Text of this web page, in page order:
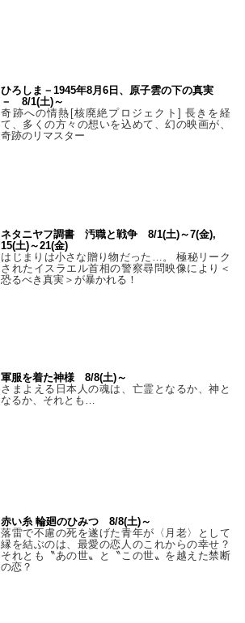
ひろしま－1945年8月6日、原子雲の下の真実
－ 8/1(土)～
奇跡への情熱[核廃絶プロジェクト] 長きを経
て、多くの方々の想いを込めて、幻の映画が、
奇跡のリマスター
ネタニヤフ調書 汚職と戦争 8/1(土)～7(金),
15(土)～21(金)
はじまりは小さな贈り物だった…。 極秘リーク
されたイスラエル首相の警察尋問映像により＜
恐るべき真実＞が暴かれる！
軍服を着た神様 8/8(土)～
さまよえる日本人の魂は、亡霊となるか、神と
なるか、それとも…
赤い糸 輪廻のひみつ 8/8(土)～
落雷で不慮の死を遂げた青年が〈月老〉として
縁を結ぶのは、最愛の恋人のこれからの幸せ？
それとも〝あの世〟と〝この世〟を越えた禁断
の恋？